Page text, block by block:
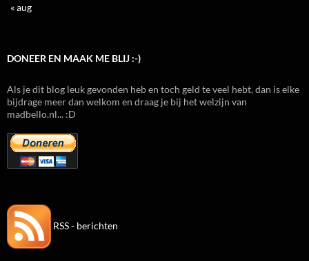
« aug
DONEER EN MAAK ME BLIJ :-)
Als je dit blog leuk gevonden heb en toch geld te veel hebt, dan is elke
bijdrage meer dan welkom en draag je bij het welzijn van
madbello.nl... :D
RSS - berichten